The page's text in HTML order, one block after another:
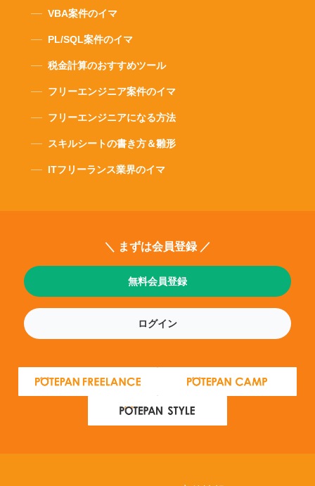
VBA案件のイマ
PL/SQL案件のイマ
税金計算のおすすめツール
フリーエンジニア案件のイマ
フリーエンジニアになる方法
スキルシートの書き方＆雛形
ITフリーランス業界のイマ
＼ まずは会員登録 ／
無料会員登録
ログイン